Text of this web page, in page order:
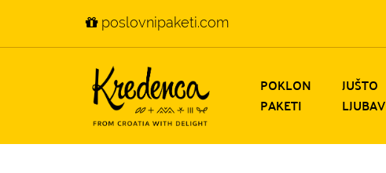
poslovnipaketi.com
POKLON
PAKETI
JUŠTO
LJUBAV